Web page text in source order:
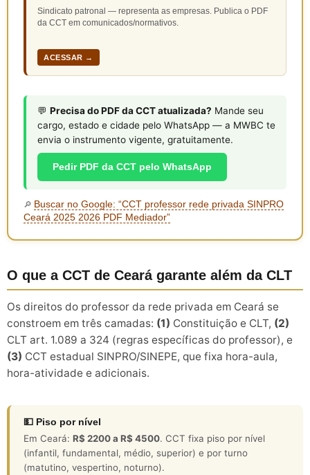
Sindicato patronal — representa as empresas. Publica o PDF
da CCT em comunicados/normativos.
ACESSAR →
💬 Precisa do PDF da CCT atualizada? Mande seu
cargo, estado e cidade pelo WhatsApp — a MWBC te
envia o instrumento vigente, gratuitamente.
Pedir PDF da CCT pelo WhatsApp
🔎 Buscar no Google: “CCT professor rede privada SINPRO
Ceará 2025 2026 PDF Mediador”
O que a CCT de Ceará garante além da CLT
Os direitos do professor da rede privada em Ceará se
constroem em três camadas: (1) Constituição e CLT, (2)
CLT art. 1.089 a 324 (regras específicas do professor), e
(3) CCT estadual SINPRO/SINEPE, que fixa hora-aula,
hora-atividade e adicionais.
💵 Piso por nível
Em Ceará: R$ 2200 a R$ 4500. CCT fixa piso por nível
(infantil, fundamental, médio, superior) e por turno
(matutino, vespertino, noturno).